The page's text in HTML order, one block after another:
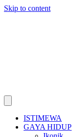
Skip to content
ISTIMEWA
GAYA HIDUP